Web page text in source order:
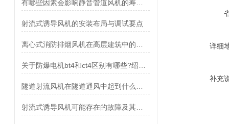
射流式诱导风机的安装布局与调试要点
详细
补充